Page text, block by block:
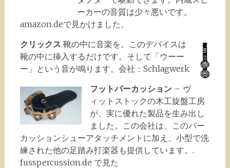
ーカーの音質は少々悪いです。
amazon.deで見かけました。
クリックス 靴の中に音楽を。このデバイスは
靴の中に挿入するだけです。そして「ウーー
ー」という音が鳴ります。会社：Schlagwerk
フットパーカッション– ヴ
ィットストックの木工旋盤工房
が、実に優れた製品を生み出し
ました。この会社は、このパー
カッションシューアタッチメントに加え、小型で洗
練された他の足踏み打楽器も提供しています。.
fusspercussion.de で見た